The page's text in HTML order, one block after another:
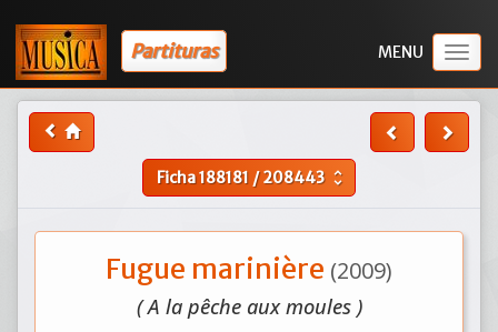
Partituras
Ficha188181 /208443 unfold_more
Fugue marinière (2009)
( A la pêche aux moules )